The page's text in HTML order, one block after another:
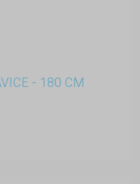
- 180 CM